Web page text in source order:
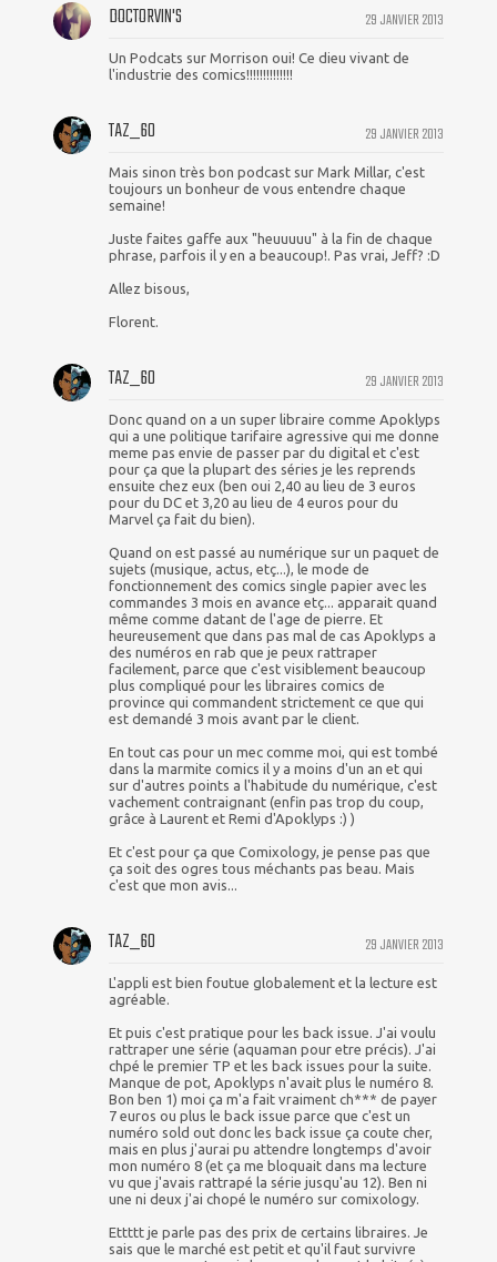
29 JANVIER 2013
DOCTORVIN'S
Un Podcats sur Morrison oui! Ce dieu vivant de
l'industrie des comics!!!!!!!!!!!!!!
29 JANVIER 2013
TAZ_60
Mais sinon très bon podcast sur Mark Millar, c'est
toujours un bonheur de vous entendre chaque
semaine!
Juste faites gaffe aux "heuuuuu" à la fin de chaque
phrase, parfois il y en a beaucoup!. Pas vrai, Jeff? :D
Allez bisous,
Florent.
29 JANVIER 2013
TAZ_60
Donc quand on a un super libraire comme Apoklyps
qui a une politique tarifaire agressive qui me donne
meme pas envie de passer par du digital et c'est
pour ça que la plupart des séries je les reprends
ensuite chez eux (ben oui 2,40 au lieu de 3 euros
pour du DC et 3,20 au lieu de 4 euros pour du
Marvel ça fait du bien).
Quand on est passé au numérique sur un paquet de
sujets (musique, actus, etç...), le mode de
fonctionnement des comics single papier avec les
commandes 3 mois en avance etç... apparait quand
même comme datant de l'age de pierre. Et
heureusement que dans pas mal de cas Apoklyps a
des numéros en rab que je peux rattraper
facilement, parce que c'est visiblement beaucoup
plus compliqué pour les libraires comics de
province qui commandent strictement ce que qui
est demandé 3 mois avant par le client.
En tout cas pour un mec comme moi, qui est tombé
dans la marmite comics il y a moins d'un an et qui
sur d'autres points a l'habitude du numérique, c'est
vachement contraignant (enfin pas trop du coup,
grâce à Laurent et Remi d'Apoklyps :) )
Et c'est pour ça que Comixology, je pense pas que
ça soit des ogres tous méchants pas beau. Mais
c'est que mon avis...
29 JANVIER 2013
TAZ_60
L'appli est bien foutue globalement et la lecture est
agréable.
Et puis c'est pratique pour les back issue. J'ai voulu
rattraper une série (aquaman pour etre précis). J'ai
chpé le premier TP et les back issues pour la suite.
Manque de pot, Apoklyps n'avait plus le numéro 8.
Bon ben 1) moi ça m'a fait vraiment ch*** de payer
7 euros ou plus le back issue parce que c'est un
numéro sold out donc les back issue ça coute cher,
mais en plus j'aurai pu attendre longtemps d'avoir
mon numéro 8 (et ça me bloquait dans ma lecture
vu que j'avais rattrapé la série jusqu'au 12). Ben ni
une ni deux j'ai chopé le numéro sur comixology.
Ettttt je parle pas des prix de certains libraires. Je
sais que le marché est petit et qu'il faut survivre